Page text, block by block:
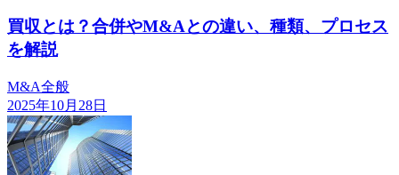
買収とは？合併やM&Aとの違い、種類、プロセス
を解説
M&A全般
2025年10月28日